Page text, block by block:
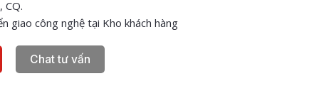
CQ.
giao công nghệ tại Kho khách hàng
Chat tư vấn